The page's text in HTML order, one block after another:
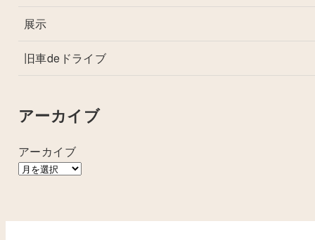
展示
旧車deドライブ
アーカイブ
アーカイブ